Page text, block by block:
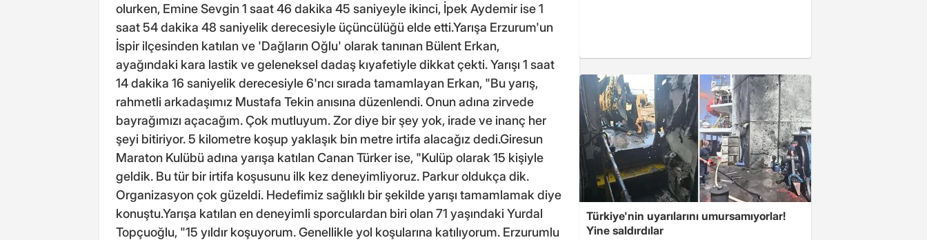
olurken, Emine Sevgin 1 saat 46 dakika 45 saniyeyle ikinci, İpek Aydemir ise 1
saat 54 dakika 48 saniyelik derecesiyle üçüncülüğü elde etti.Yarışa Erzurum'un
İspir ilçesinden katılan ve 'Dağların Oğlu' olarak tanınan Bülent Erkan,
ayağındaki kara lastik ve geleneksel dadaş kıyafetiyle dikkat çekti. Yarışı 1 saat
14 dakika 16 saniyelik derecesiyle 6'ncı sırada tamamlayan Erkan, "Bu yarış,
rahmetli arkadaşımız Mustafa Tekin anısına düzenlendi. Onun adına zirvede
bayrağımızı açacağım. Çok mutluyum. Zor diye bir şey yok, irade ve inanç her
şeyi bitiriyor. 5 kilometre koşup yaklaşık bin metre irtifa alacağız dedi.Giresun
Maraton Kulübü adına yarışa katılan Canan Türker ise, "Kulüp olarak 15 kişiyle
geldik. Bu tür bir irtifa koşusunu ilk kez deneyimliyoruz. Parkur oldukça dik.
Organizasyon çok güzeldi. Hedefimiz sağlıklı bir şekilde yarışı tamamlamak diye
konuştu.Yarışa katılan en deneyimli sporculardan biri olan 71 yaşındaki Yurdal
Topçuoğlu, "15 yıldır koşuyorum. Genellikle yol koşularına katılıyorum. Erzurumlu
Türkiye'nin uyarılarını umursamıyorlar!
Yine saldırdılar